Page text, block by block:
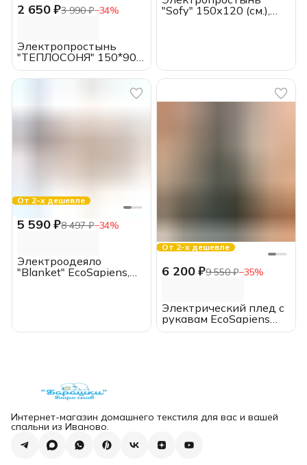
2 650 ₽3 990 ₽−34%
Электропростынь
"ТЕПЛОСОНЯ" 150*90
(см.), EcoSapiens, с
пультом
"Sofy" 150х120 (см.),
От 2-х дешевле
5 590 ₽8 497 ₽−34%
Электроодеяло
"Blanket" EcoSapiens,
От 2-х дешевле
6 200 ₽9 550 ₽−35%
Электрический плед с
рукавам EcoSapiens
COMFY (серый), флис, с
Интернет-магазин домашнего текстиля для вас и вашей
спальни из Иваново.